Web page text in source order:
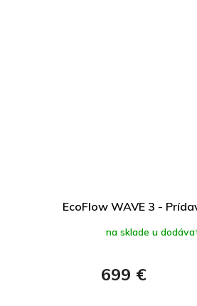
EcoFlow WAVE 3 -
na sklade u
699 €